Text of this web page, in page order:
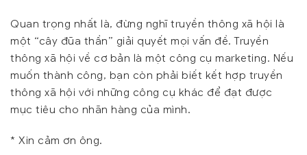
Quan trọng nhất là, đừng nghĩ truyền thông xã hội là
một “cây đũa thần” giải quyết mọi vấn đề. Truyền
thông xã hội về cơ bản là một công cụ marketing. Nếu
muốn thành công, bạn còn phải biết kết hợp truyền
thông xã hội với những công cụ khác để đạt được
mục tiêu cho nhãn hàng của mình.
* Xin cảm ơn ông.